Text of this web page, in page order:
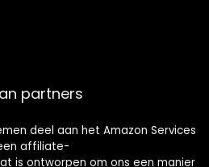
partners
deel aan het Amazon Services
affiliate-
is ontworpen om ons een manier